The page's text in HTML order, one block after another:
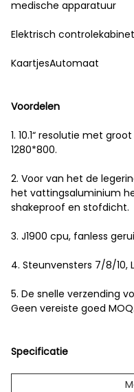
medische apparatuur
Elektrisch controlekabinet
KaartjesAutomaat
Voordelen
1. 10.1“ resolutie met
1280*800.
2. Voor van het de
het vattingsaluminium
shakeproof en stofdicht.
3. J1900 cpu, fanless
4. Steunvensters 7/8/10,
5. De snelle verzending
Geen vereiste goed MOQ.
Specificatie